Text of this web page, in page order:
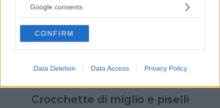
not limited to your visit or usage behaviour. You may click to
use your data for below specified purposes in below Google
consent section.
Google consents
CONFIRM
Data Deletion Data Access Privacy Policy
Crocchette di miglio e piselli